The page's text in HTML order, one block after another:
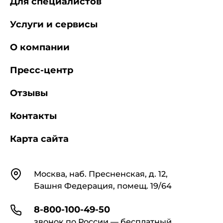
КонтактыМосква, наб. Пресненская, д. 12,
Башня Федерация, помещ. 19/64
8-800-100-49-50
Услуги и сервисы
О компании
Пресс-центр
Отзывы
Контакты
Карта сайта